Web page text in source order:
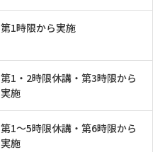
第1時限から実施
第1・2時限休講・第3時限から
実施
第1～5時限休講・第6時限から
実施